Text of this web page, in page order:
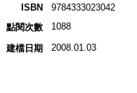
ISBN
9784333023042
點閱次數
1088
建檔日期 2008.01.03